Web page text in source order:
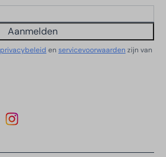
Aanmelden
privacybeleid en servicevoorwaarden zijn van